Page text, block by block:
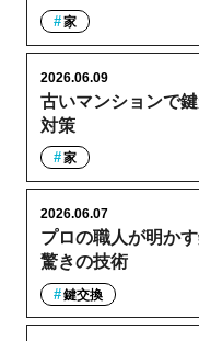
家
古いマンションで
対策
2026.06.09
家
プロの職人が明か
驚きの技術
2026.06.07
鍵交換